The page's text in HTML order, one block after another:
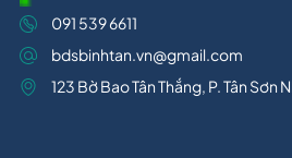
091 539 6611
bdsbinhtan.vn@gmail.com
123 Bờ Bao Tân Thắng, P. Tân Sơn